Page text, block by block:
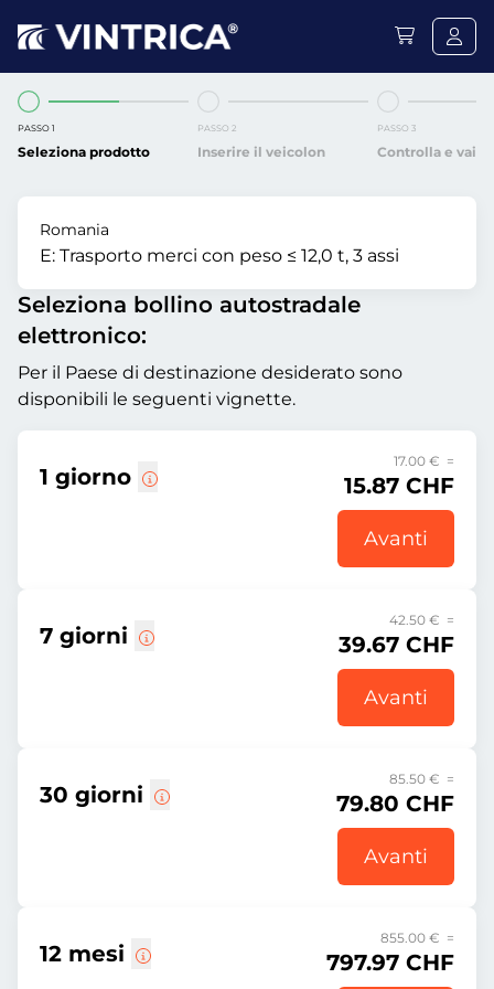
PASSO 1
Seleziona prodotto
PASSO 2
Inserire il veicolon
PASSO 3
Controlla e vai
Romania
E: Trasporto merci con peso ≤ 12,0 t, 3 assi
Seleziona bollino autostradale
elettronico:
Per il Paese di destinazione desiderato sono
disponibili le seguenti vignette.
1 giorno
17.00 € =
15.87 CHF
Avanti
7 giorni
42.50 € =
39.67 CHF
Avanti
30 giorni
85.50 € =
79.80 CHF
Avanti
12 mesi
855.00 € =
797.97 CHF